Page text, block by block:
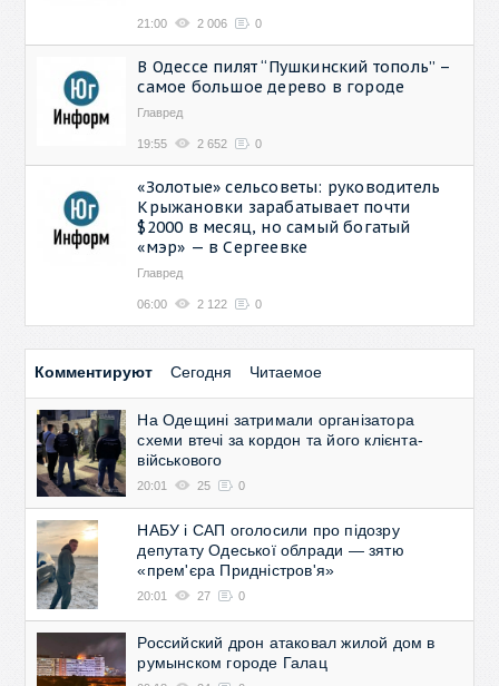
21:00 2 006 0
В Одессе пилят “Пушкинский тополь” –
самое большое дерево в городе
Главред
19:55 2 652 0
«Золотые» сельсоветы: руководитель
Крыжановки зарабатывает почти
$2000 в месяц, но самый богатый
«мэр» — в Сергеевке
Главред
06:00 2 122 0
Комментируют Сегодня Читаемое
На Одещині затримали організатора
схеми втечі за кордон та його клієнта-
військового
20:01 25 0
НАБУ і САП оголосили про підозру
депутату Одеської облради — зятю
«прем'єра Придністров'я»
20:01 27 0
Российский дрон атаковал жилой дом в
румынском городе Галац